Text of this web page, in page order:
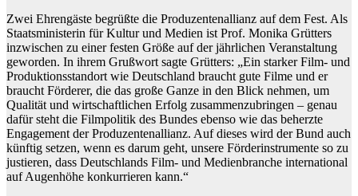
Zwei Ehrengäste begrüßte die Produzentenallianz auf dem Fest. Als
Staatsministerin für Kultur und Medien ist Prof. Monika Grütters
inzwischen zu einer festen Größe auf der jährlichen Veranstaltung
geworden. In ihrem Grußwort sagte Grütters: „Ein starker Film- und
Produktionsstandort wie Deutschland braucht gute Filme und er
braucht Förderer, die das große Ganze in den Blick nehmen, um
Qualität und wirtschaftlichen Erfolg zusammenzubringen – genau
dafür steht die Filmpolitik des Bundes ebenso wie das beherzte
Engagement der Produzentenallianz. Auf dieses wird der Bund auch
künftig setzen, wenn es darum geht, unsere Förderinstrumente so zu
justieren, dass Deutschlands Film- und Medienbranche international
auf Augenhöhe konkurrieren kann.“